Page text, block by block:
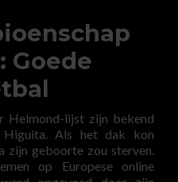
Goede
Helmond-lijst zijn bekend
Higuita. Als het dak kon
zijn geboorte zou sterven.
op Europese online